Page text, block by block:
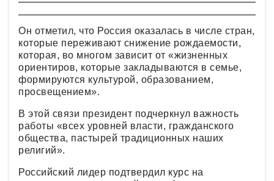
Он отметил, что Россия оказалась в числе стран,
которые переживают снижение рождаемости,
которая, во многом зависит от «жизненных
ориентиров, которые закладываются в семье,
формируются культурой, образованием,
просвещением».
В этой связи президент подчеркнул важность
работы «всех уровней власти, гражданского
общества, пастырей традиционных наших
религий».
Российский лидер подтвердил курс на